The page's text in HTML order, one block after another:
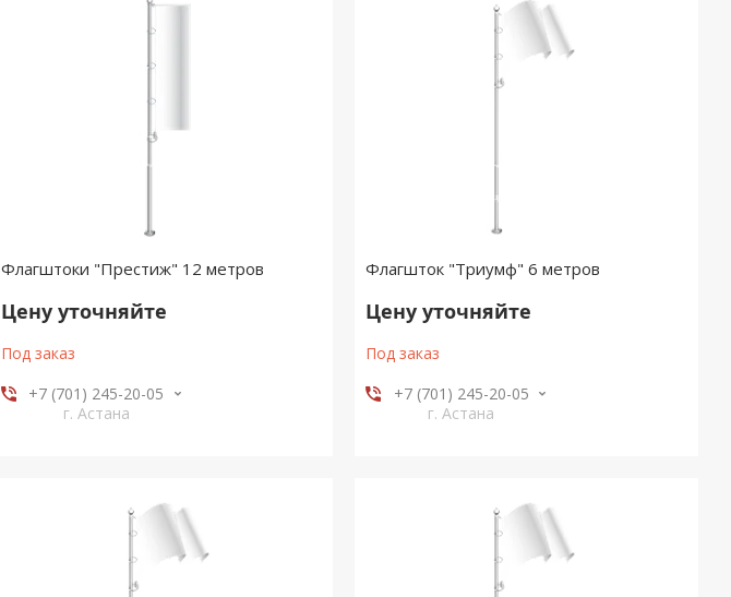
Флагштоки "Престиж" 12 метров
Цену уточняйте
Под заказ
+7 (701) 245-20-05
г. Астана
Флагшток "Триумф" 6 метров
Цену уточняйте
Под заказ
+7 (701) 245-20-05
г. Астана